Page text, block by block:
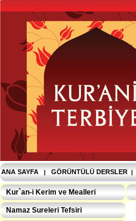
ANA SAYFA | GÖRÜNTÜLÜ DERSLER |
Kur`an-i Kerim ve Mealleri
Namaz Sureleri Tefsiri